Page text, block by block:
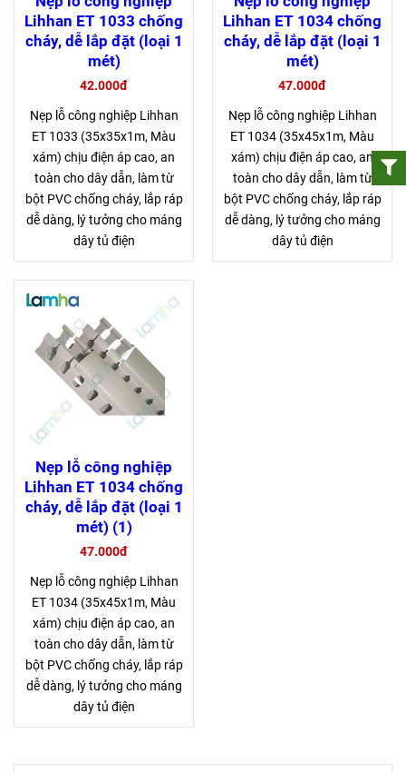
Lihhan ET 1033 chống
cháy, dễ lắp đặt (loại 1
mét)
42.000đ
Nẹp lỗ công nghiệp Lihhan
ET 1033 (35x35x1m, Màu
xám) chịu điện áp cao, an
toàn cho dây dẫn, làm từ
bột PVC chống cháy, lắp ráp
dễ dàng, lý tưởng cho máng
dây tủ điện
Lihhan ET 1034 chống
cháy, dễ lắp đặt (loại 1
mét)
47.000đ
Nẹp lỗ công nghiệp Lihhan
ET 1034 (35x45x1m, Màu
xám) chịu điện áp cao, an
toàn cho dây dẫn, làm từ
bột PVC chống cháy, lắp ráp
dễ dàng, lý tưởng cho máng
dây tủ điện
Nẹp lỗ công nghiệp
Lihhan ET 1034 chống
cháy, dễ lắp đặt (loại 1
mét) (1)
47.000đ
Nẹp lỗ công nghiệp Lihhan
ET 1034 (35x45x1m, Màu
xám) chịu điện áp cao, an
toàn cho dây dẫn, làm từ
bột PVC chống cháy, lắp ráp
dễ dàng, lý tưởng cho máng
dây tủ điện